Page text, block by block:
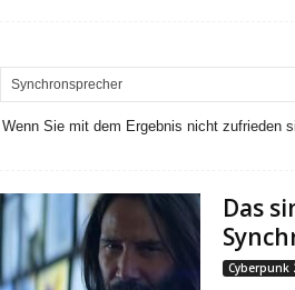
Wenn Sie mit dem Ergebnis nicht zufrieden
Das
Cyberpunk